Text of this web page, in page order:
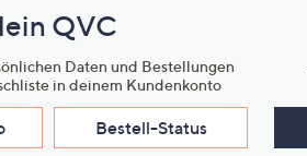
QVC
Daten und Bestellungen
in deinem Kundenkonto
Bestell-Status